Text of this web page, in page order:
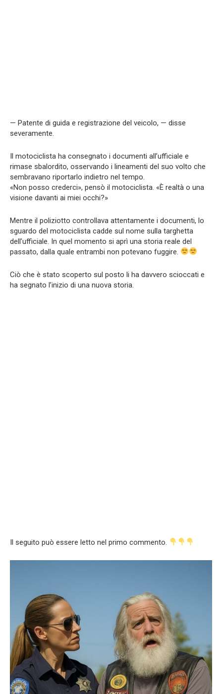
— Patente di guida e registrazione del veicolo, — disse
severamente.
Il motociclista ha consegnato i documenti all’ufficiale e
rimase sbalordito, osservando i lineamenti del suo volto che
sembravano riportarlo indietro nel tempo.
«Non posso crederci», pensò il motociclista. «È realtà o una
visione davanti ai miei occhi?»
Mentre il poliziotto controllava attentamente i documenti, lo
sguardo del motociclista cadde sul nome sulla targhetta
dell’ufficiale. In quel momento si aprì una storia reale del
passato, dalla quale entrambi non potevano fuggire.
Ciò che è stato scoperto sul posto li ha davvero scioccati e
ha segnato l’inizio di una nuova storia.
Il seguito può essere letto nel primo commento.